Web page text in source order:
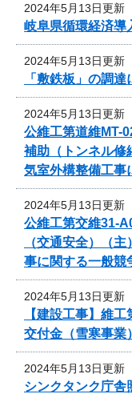
2024年5月13日更新
岐阜県循環経済導
2024年5月13日更新
「敷鉄板」の調
2024年5月13日更新
公維工第道維MT-
補助（トンネル
気室外構整備工事
2024年5月13日更新
公維工第交維31-
（交通安全）（
事に関する一般競
2024年5月13日更新
【建設工事】維
交付金（雪寒事業
2024年5月13日更新
シンクタンク庁舎